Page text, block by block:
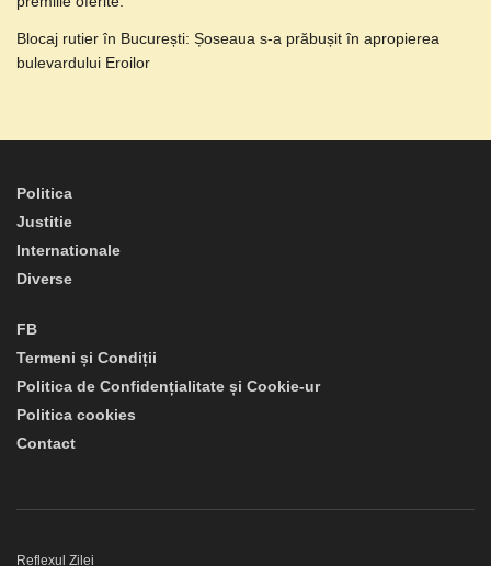
Blocaj rutier în București: Șoseaua s-a prăbușit în apropierea
bulevardului Eroilor
Politica
Justitie
Internationale
Diverse
FB
Termeni și Condiții
Politica de Confidențialitate și Cookie-ur
Politica cookies
Contact
Reflexul Zilei